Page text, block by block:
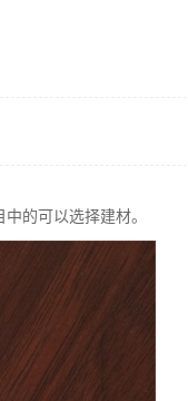
的可以选择建材。